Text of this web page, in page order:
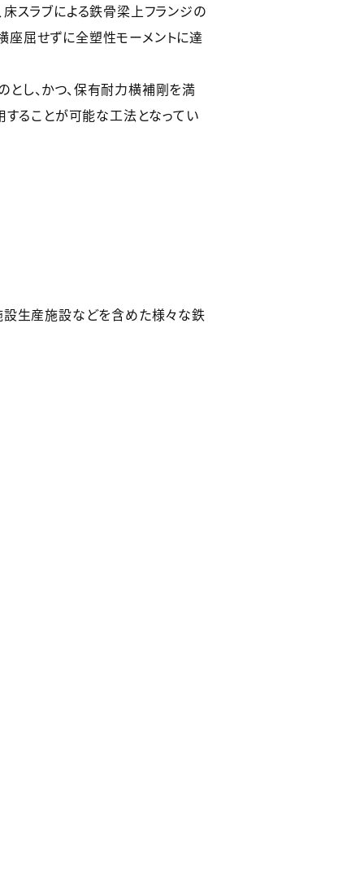
スラブによる鉄骨梁上フランジの
座屈せずに全塑性モーメントに達
し、かつ、保有耐力横補剛を満
することが可能な工法となってい
設生産施設などを含めた様々な鉄